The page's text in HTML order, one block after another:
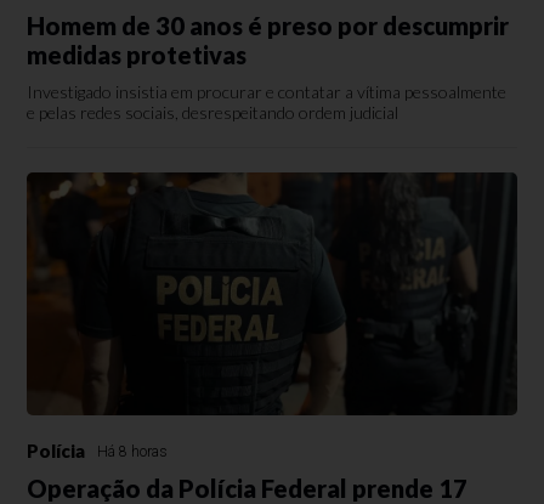
Homem de 30 anos é preso por descumprir
medidas protetivas
Investigado insistia em procurar e contatar a vítima pessoalmente
e pelas redes sociais, desrespeitando ordem judicial
Polícia Há 8 horas
Operação da Polícia Federal prende 17